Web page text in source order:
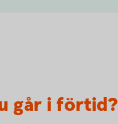
går i förtid?